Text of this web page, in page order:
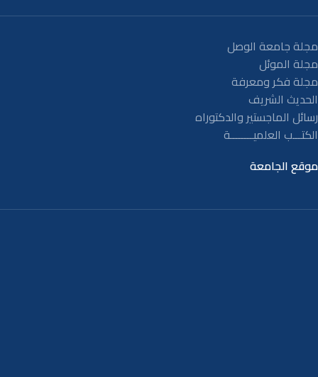
مجلة جامعة الوصل
مجلة الموئل
مجلة فكر ومعرفة
الحديث الشريف
رسائل الماجستير والدكتوراه
الكتـــب العلميــــــــة
موقع الجامعة